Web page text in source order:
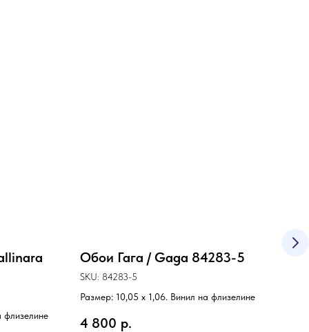
флизелине
Обои Гага / Gaga 84283-5
SKU: 84283-5
Размер: 10,05 х 1,06. Винил на флизелине
4 800 р.